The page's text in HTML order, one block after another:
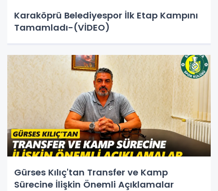
Karaköprü Belediyespor İlk Etap Kampını
Tamamladı-(VİDEO)
Gürses Kılıç'tan Transfer ve Kamp
Sürecine İlişkin Önemli Açıklamalar